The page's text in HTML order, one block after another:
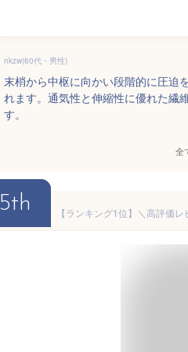
nkzw(60代・男性)
末梢から中枢に向かい段階的に圧迫
れます。通気性と伸縮性に優れた繊
す。
全
5th